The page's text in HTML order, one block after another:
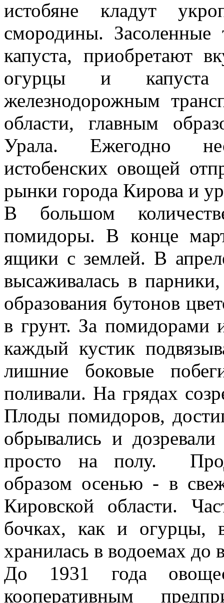
истобяне кладут
смородины.
капуста, приобретают
огурцы и
железнодорожным
области, главным
Урала. Ежегодно
истобенских овощей
рынки города Кирова и
В большом
помидоры. В конце
ящики с землей. В
высаживалась в
образования бутонов
в грунт. За помидорами
каждый кустик
лишние боковые
поливали. На грядах
Плоды помидоров,
обрывались и
просто на полу.
образом осенью - в
Кировской области.
бочках, как и огурцы,
хранилась в водоемах до
До 1931 года
кооперативным